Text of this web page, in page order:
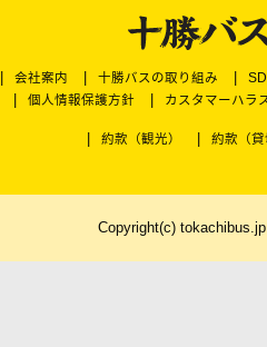
会社案内 十勝バスの取り組み
個人情報保護方針
カスタマーハラ
約款（観光） 約款（貸
Copyright(c)